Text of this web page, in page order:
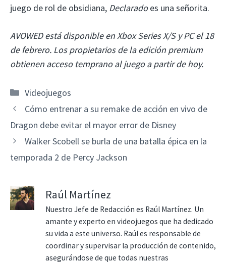
juego de rol de obsidiana, Declaradoes una señorita.
AVOWED está disponible en Xbox Series X/S y PC el 18
de febrero. Los propietarios de la edición premium
obtienen acceso temprano al juego a partir de hoy.
Categorías
Videojuegos
Cómo entrenar a su remake de acción en vivo de
Dragon debe evitar el mayor error de Disney
Walker Scobell se burla de una batalla épica en la
temporada 2 de Percy Jackson
Raúl Martínez
Nuestro Jefe de Redacción es Raúl Martínez. Un
amante y experto en videojuegos que ha dedicado
su vida a este universo. Raúl es responsable de
coordinar y supervisar la producción de contenido,
asegurándose de que todas nuestras